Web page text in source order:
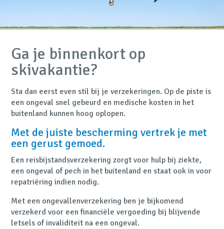
Ga je binnenkort op
skivakantie?
Sta dan eerst even stil bij je verzekeringen. Op de piste is
een ongeval snel gebeurd en medische kosten in het
buitenland kunnen hoog oplopen.
Met de juiste bescherming vertrek je met
een gerust gemoed.
Een reisbijstandsverzekering zorgt voor hulp bij ziekte,
een ongeval of pech in het buitenland en staat ook in voor
repatriëring indien nodig.
Met een ongevallenverzekering ben je bijkomend
verzekerd voor een financiële vergoeding bij blijvende
letsels of invaliditeit na een ongeval.